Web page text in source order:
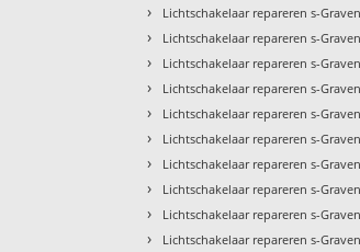
› Lichtschakelaar repareren s-
› Lichtschakelaar repareren s-
› Lichtschakelaar repareren s-
› Lichtschakelaar repareren s-
› Lichtschakelaar repareren s-
› Lichtschakelaar repareren s-
› Lichtschakelaar repareren s-
› Lichtschakelaar repareren s-
› Lichtschakelaar repareren s-
› Lichtschakelaar repareren s-